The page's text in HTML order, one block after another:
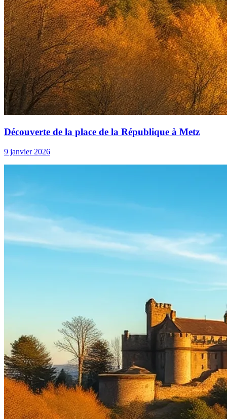
Découverte de la place de la République à Metz
9 janvier 2026